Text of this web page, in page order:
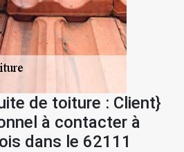
de toiture : Client}
à contacter à
dans le 62111